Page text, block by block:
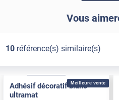
Vous
10référence(s) similaire(s)
Meilleure vente
Adhésif décoratif blanc
ultramat